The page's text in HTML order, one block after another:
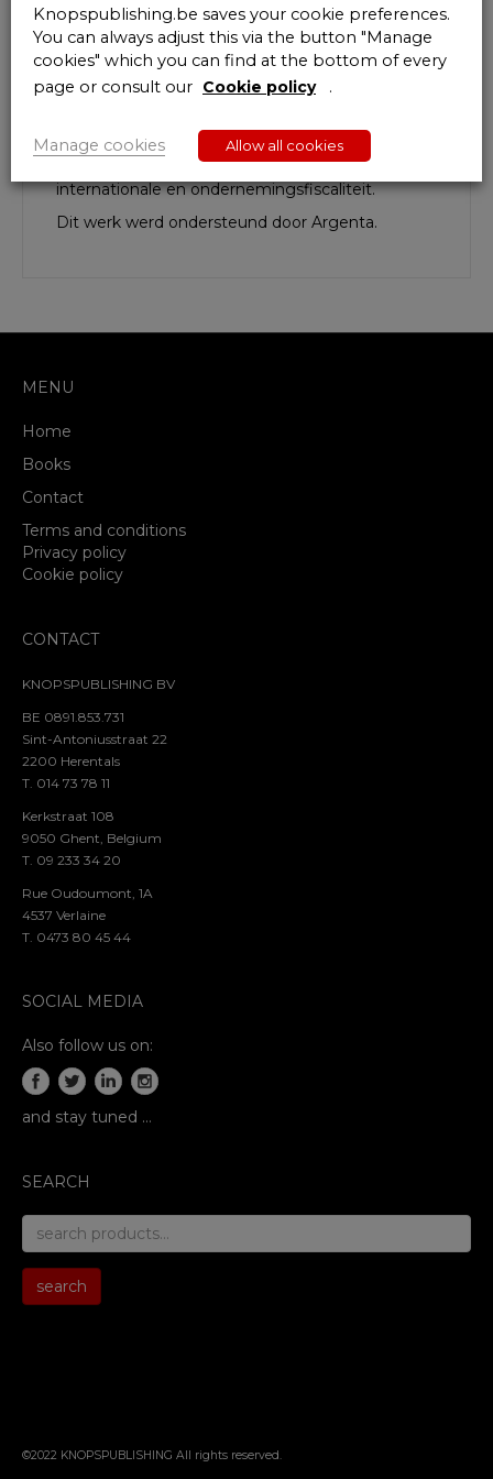
Antwerpen (Antwerp Tax Academy) en de
Universiteit van Luik (Tax institute).
Prof. dr. Anne Van de Vijver is als docent
verbonden aan de Universiteit Antwerpen
Tiberghien Advocaten.
Beiden zijn voornamelijk gespecialiseerd in
internationale en ondernemingsfiscaliteit.
Dit werk werd ondersteund door Argenta.
MENU
Home
Books
Contact
Terms and conditions
Privacy policy
Cookie policy
CONTACT
KNOPSPUBLISHING BV
BE 0891.853.731
Sint-Antoniusstraat 22
2200 Herentals
T. 014 73 78 11
Kerkstraat 108
9050 Ghent, Belgium
T. 09 233 34 20
Rue Oudoumont, 1A
4537 Verlaine
T. 0473 80 45 44
SOCIAL MEDIA
Also follow us on:
and stay tuned …
SEARCH
search
for:
search
©2022 KNOPSPUBLISHING All rights reserved.
Knopspublishing.be saves your cookie preferences.
You can always adjust this via the button "Manage
cookies" which you can find at the bottom of every
page or consult our Cookie policy .
Manage cookies Allow all cookies